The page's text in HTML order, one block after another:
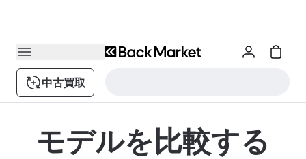
中古買取
モデルを比較する